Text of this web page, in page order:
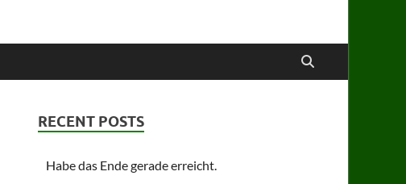
RECENT POSTS
Habe das Ende gerade erreicht.